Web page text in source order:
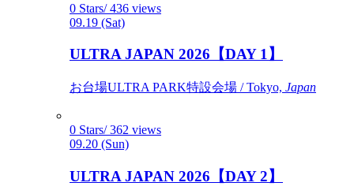
0 Stars/ 436 views
09.19 (Sat)
ULTRA JAPAN 2026【DAY 1】
お台場ULTRA PARK特設会場 / Tokyo, Japan
0 Stars/ 362 views
09.20 (Sun)
ULTRA JAPAN 2026【DAY 2】